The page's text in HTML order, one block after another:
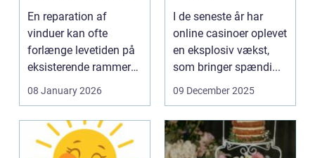
En reparation af
vinduer kan ofte
forlænge levetiden på
eksisterende rammer
og glas med ...
08 January 2026
I de seneste år har
online casinoer oplevet
en eksplosiv vækst,
som bringer spændi...
09 December 2025